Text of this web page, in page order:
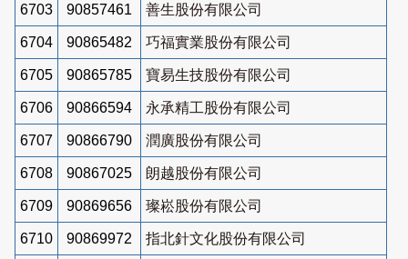
6703 90857461 善生股份有限公司
6704 90865482 巧福實業股份有限公司
6705 90865785 寶易生技股份有限公司
6706 90866594 永承精工股份有限公司
6707 90866790 潤廣股份有限公司
6708 90867025 朗越股份有限公司
6709 90869656 璨崧股份有限公司
6710 90869972 指北針文化股份有限公司